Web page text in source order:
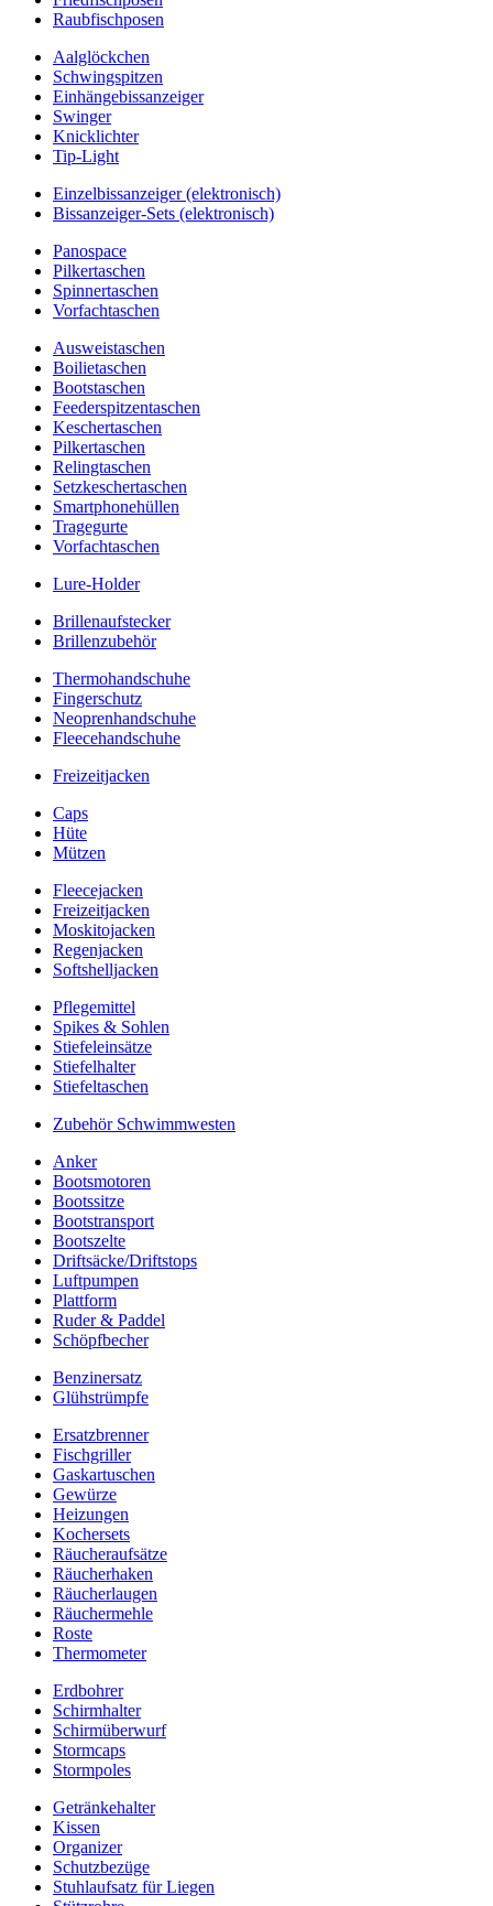
Raubfischposen
Aalglöckchen
Schwingspitzen
Einhängebissanzeiger
Swinger
Knicklichter
Tip-Light
Einzelbissanzeiger (elektronisch)
Bissanzeiger-Sets (elektronisch)
Panospace
Pilkertaschen
Spinnertaschen
Vorfachtaschen
Ausweistaschen
Boilietaschen
Bootstaschen
Feederspitzentaschen
Keschertaschen
Pilkertaschen
Relingtaschen
Setzkeschertaschen
Smartphonehüllen
Tragegurte
Vorfachtaschen
Lure-Holder
Brillenaufstecker
Brillenzubehör
Thermohandschuhe
Fingerschutz
Neoprenhandschuhe
Fleecehandschuhe
Freizeitjacken
Caps
Hüte
Mützen
Fleecejacken
Freizeitjacken
Moskitojacken
Regenjacken
Softshelljacken
Pflegemittel
Spikes & Sohlen
Stiefeleinsätze
Stiefelhalter
Stiefeltaschen
Zubehör Schwimmwesten
Anker
Bootsmotoren
Bootssitze
Bootstransport
Bootszelte
Driftsäcke/Driftstops
Luftpumpen
Plattform
Ruder & Paddel
Schöpfbecher
Benzinersatz
Glühstrümpfe
Ersatzbrenner
Fischgriller
Gaskartuschen
Gewürze
Heizungen
Kochersets
Räucheraufsätze
Räucherhaken
Räucherlaugen
Räuchermehle
Roste
Thermometer
Erdbohrer
Schirmhalter
Schirmüberwurf
Stormcaps
Stormpoles
Getränkehalter
Kissen
Organizer
Schutzbezüge
Stuhlaufsatz für Liegen